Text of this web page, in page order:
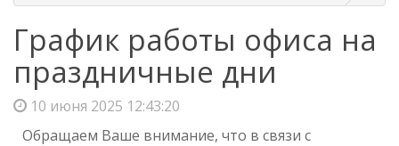
График работы офиса на
праздничные дни
10 июня 2025 12:43:20
Обращаем Ваше внимание, что в связи с